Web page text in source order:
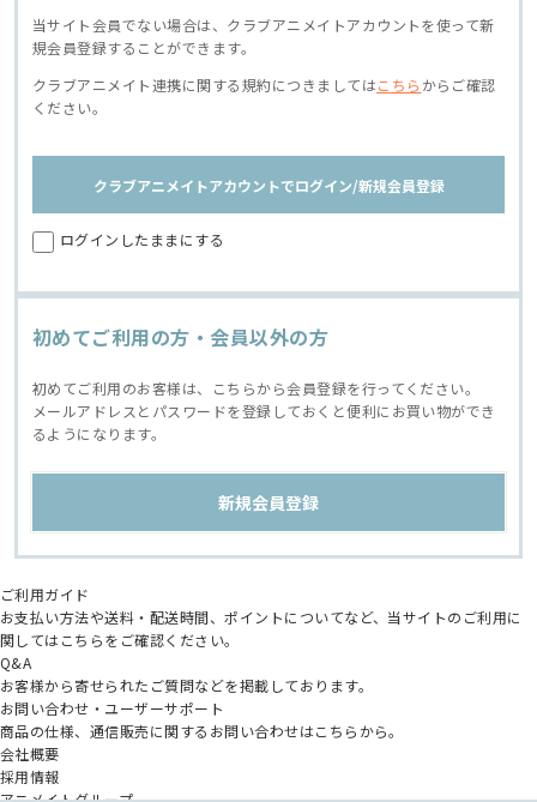
当サイト会員でない場合は、クラブアニメイトアカウントを使って新
規会員登録することができます。
クラブアニメイト連携に関する規約につきましてはこちら からご確認
ください。
クラブアニメイトアカウントでログイン/新規会員登録
ログインしたままにする
初めてご利用の方・会員以外の方
初めてご利用のお客様は、こちらから会員登録を行ってください。
メールアドレスとパスワードを登録しておくと便利にお買い物ができ
るようになります。
ご利用ガイド
お支払い方法や送料・配送時間、ポイントについてなど、当サイトのご利用に
関してはこちらをご確認ください。
Q&A
お客様から寄せられたご質問などを掲載しております。
お問い合わせ・ユーザーサポート
商品の仕様、通信販売に関するお問い合わせはこちらから。
会社概要
採用情報